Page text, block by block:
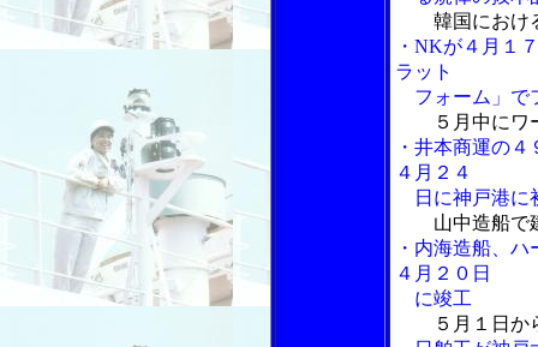
韓国におけ
・NKが４月１
ラット
フォーム」で
５月中にワ
・井本商運の
４月２４
日に神戸港に
山中造船で
・内海造船、
４月２０日
に竣工
５月１日